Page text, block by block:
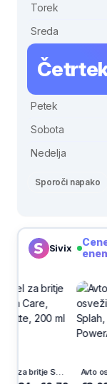
Torek
Sreda
Petek
Sobota
Nedelja
Sporoči napako
Sivix
Avto osvežilec Air Splah, vanilija, PowerAir